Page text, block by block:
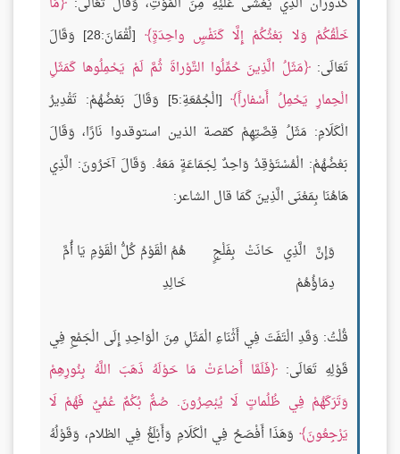
خَلْقُكُمْ وَلا بَعْثُكُمْ إِلَّا كَنَفْسٍ واحِدَةٍ
[لُقْمَانَ:28] وَقَالَ
تَعَالَى: مَثَلُ الَّذِينَ حُمِّلُوا التَّوْراةَ ثُمَّ لَمْ يَحْمِلُوها كَمَثَلِ
الْحِمارِ يَحْمِلُ أَسْفاراً
[الْجُمُعَةِ:5] وَقَالَ بَعْضُهُمْ: تَقْدِيرُ
الْكَلَامِ: مَثَلُ قِصَّتِهِمْ كقصة الذين استوقدوا نَارًا، وَقَالَ
بَعْضُهُمْ: الْمُسْتَوْقِدُ وَاحِدٌ لِجَمَاعَةٍ مَعَهُ. وَقَالَ آخَرُونَ: الَّذِي
هَاهُنَا بِمَعْنَى الَّذِينَ كَمَا قال الشاعر:
وَإِنَّ الَّذِي حَانَتْ بِفَلْجٍ
دِمَاؤُهُمْ
هُمُ الْقَوْمُ كُلُّ الْقَوْمِ يَا أُمَّ
خَالِدِ
قُلْتُ: وَقَدِ الْتَفَتَ فِي أَثْنَاءِ الْمَثَلِ مِنَ الْوَاحِدِ إِلَى الْجَمْعِ فِي
قَوْلِهِ تَعَالَى:
فَلَمَّا أَضاءَتْ مَا حَوْلَهُ ذَهَبَ اللَّهُ بِنُورِهِمْ
وَتَرَكَهُمْ فِي ظُلُماتٍ لَا يُبْصِرُونَ. صُمٌّ بُكْمٌ عُمْيٌ فَهُمْ لَا
يَرْجِعُونَ وَهَذَا أَفْصَحُ فِي الْكَلَامِ وَأَبْلَغُ فِي الظلام، وَقَوْلُهُ